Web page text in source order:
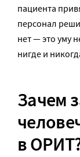
пациента
персонал
нет — это уму
нигде и
Зачем
в